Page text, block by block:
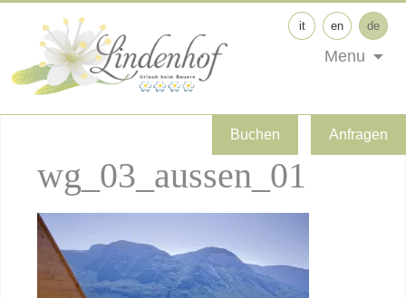
Buchen Anfragen
it en de
Menu
wg_03_aussen_01